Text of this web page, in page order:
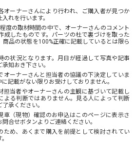
オーナーさんにより行われ、ご購入者が見つか
れを行います。
度の取材時間の中で、オーナーさんのコメント
成したものです。パーツの杜で裏づけを取った
商品の状態を100%正確に記載しているとは限ら
の状況となります。月日が経過して写真や記事
知おき下さい。
オーナーさんと担当者の協議の下決定していま
記載がない限りお受けしておりません。
担当者やオーナーさんの主観に基づいて記載し
よる判断ではありません。見る人によって判断
承ください。
車（現物）確認のお申込はこのページに表示さ
合せボタンよりご連絡ください。
ため、あくまで購入を前提として検討されてい